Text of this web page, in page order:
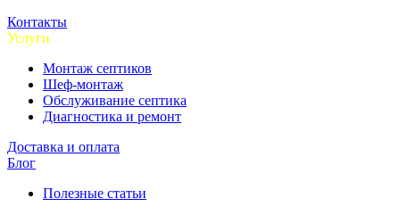
Контакты
Услуги
Монтаж септиков
Шеф-монтаж
Обслуживание септика
Диагностика и ремонт
Доставка и оплата
Блог
Полезные статьи